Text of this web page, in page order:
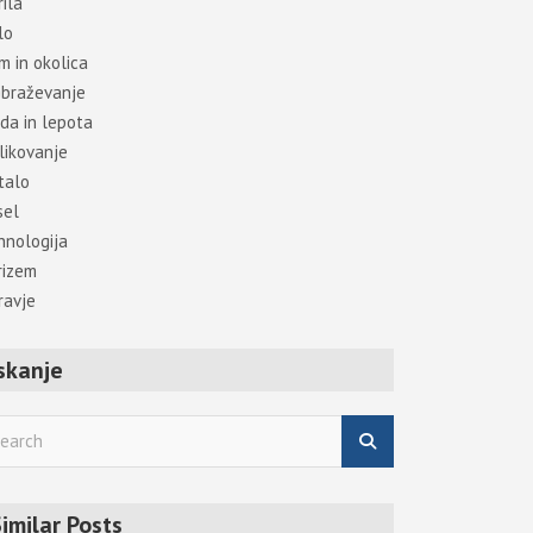
in okolica
in lepota
Posts